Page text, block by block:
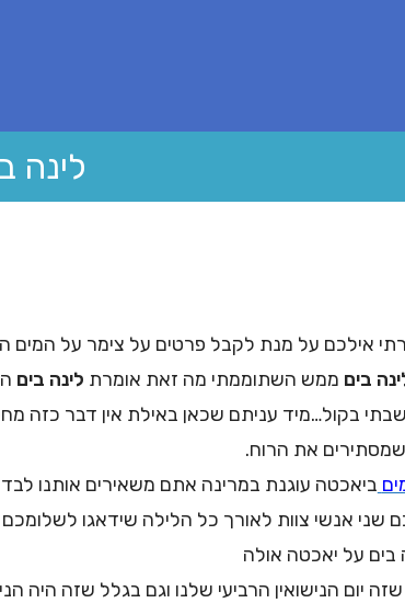
לינה
אילכם על מנת לקבל פרטים על צימר על המים
בים ממש השתוממתי מה זאת אומרת לינה בים
בקול…מיד עניתם שכאן באילת אין דבר כזה
את הרוח.
ביאכטה עוגנת במרינה אתם משאירים אותנו
שני אנשי צוות לאורך כל הלילה שידאגו
בים על יאכטה אולה
יום הנישואין הרביעי שלנו וגם בגלל שזה היה